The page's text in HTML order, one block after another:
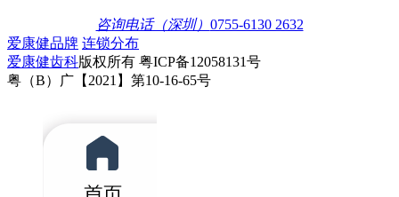
咨询电话（深圳） 0755-6130 2632
爱康健品牌 连锁分布
爱康健齿科版权所有 粤ICP备12058131号
粤（B）广【2021】第10-16-65号